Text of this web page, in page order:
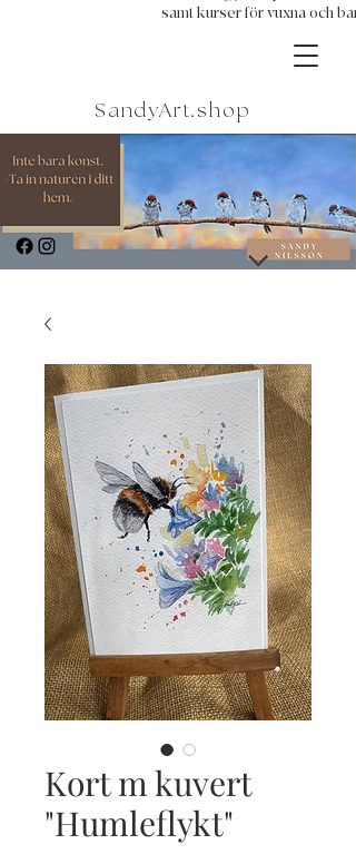
samt kurser för vuxna och
SandyArt.shop
Kort m kuvert
"Humleflykt"